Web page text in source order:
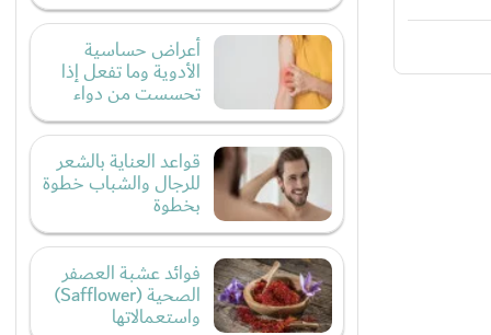
أعراض حساسية
الأدوية وما تفعل إذا
تحسست من دواء
قواعد العناية بالشعر
للرجال والشباب خطوة
بخطوة
فوائد عشبة العصفر
الصحية (Safflower)
واستعمالاتها